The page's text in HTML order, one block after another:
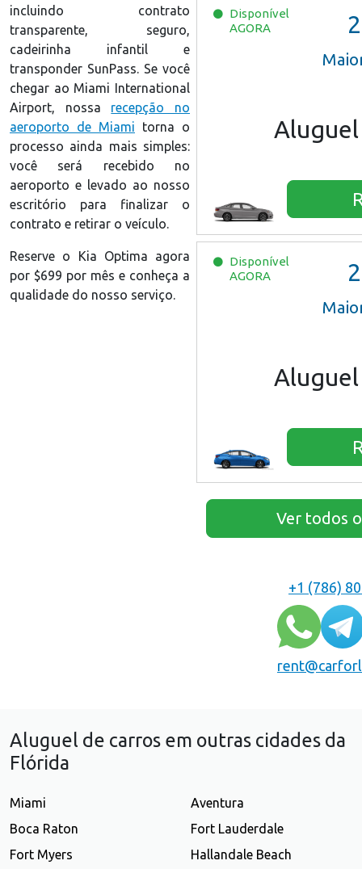
Disponível
AGORA
Aluguel
Disponível
AGORA
Aluguel
Ver todos
+1 (786)
incluindo contrato
transparente, seguro,
cadeirinha infantil e
transponder SunPass. Se você
chegar ao Miami International
Airport, nossa recepção no
aeroporto de Miami torna o
processo ainda mais simples:
você será recebido no
aeroporto e levado ao nosso
escritório para finalizar o
contrato e retirar o veículo.
Reserve o Kia Optima agora
por $699 por mês e conheça a
qualidade do nosso serviço.
Aluguel de carros em outras cidades da
Flórida
Miami
Aventura
Boca Raton
Fort Lauderdale
Fort Myers
Hallandale Beach